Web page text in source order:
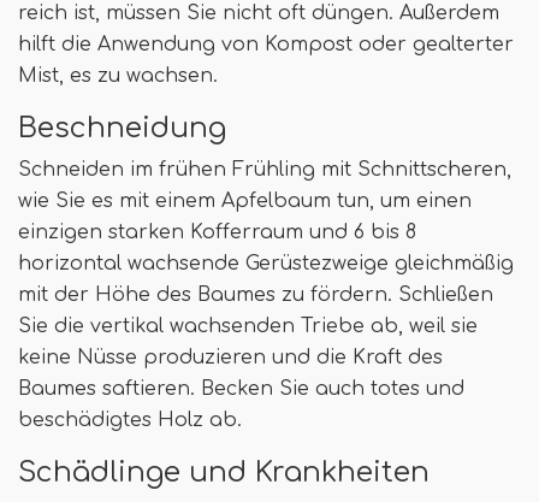
reich ist, müssen Sie nicht oft düngen. Außerdem
hilft die Anwendung von Kompost oder gealterter
Mist, es zu wachsen.
Beschneidung
Schneiden im frühen Frühling mit Schnittscheren,
wie Sie es mit einem Apfelbaum tun, um einen
einzigen starken Kofferraum und 6 bis 8
horizontal wachsende Gerüstezweige gleichmäßig
mit der Höhe des Baumes zu fördern. Schließen
Sie die vertikal wachsenden Triebe ab, weil sie
keine Nüsse produzieren und die Kraft des
Baumes saftieren. Becken Sie auch totes und
beschädigtes Holz ab.
Schädlinge und Krankheiten